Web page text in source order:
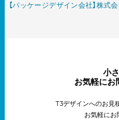
【パッケージデザイン会社】株式
小
お気軽にお
T3デザインへのお見
お気軽にお